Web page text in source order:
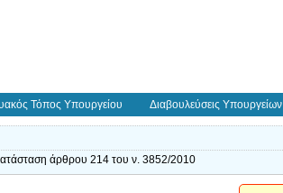
Τόπος Υπουργείου Διαβουλεύσεις Υπουργείων
άρθρου 214 του ν. 3852/2010